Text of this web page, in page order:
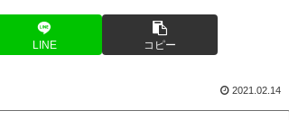
LINE コピー
2021.02.14